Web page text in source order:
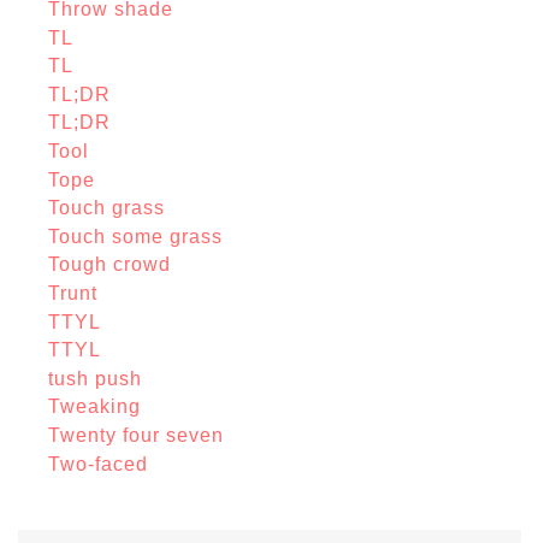
Throw shade
TL
TL
TL;DR
TL;DR
Tool
Tope
Touch grass
Touch some grass
Tough crowd
Trunt
TTYL
TTYL
tush push
Tweaking
Twenty four seven
Two-faced